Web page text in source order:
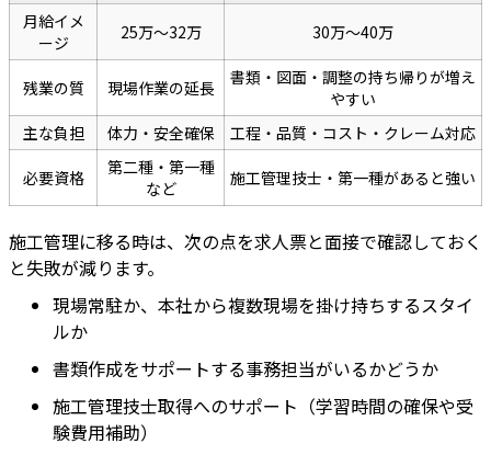
月給イメ
ージ
25万〜32万 30万〜40万
残業の質 現場作業の延長
書類・図面・調整の持ち帰りが増え
やすい
主な負担
体力・安全確保 工程・品質・コスト・クレーム対応
必要資格
第二種・第一種
など
施工管理技士・第一種があると強い
施工管理に移る時は、次の点を求人票と面接で確認しておく
と失敗が減ります。
現場常駐か、本社から複数現場を掛け持ちするスタイ
ルか
書類作成をサポートする事務担当がいるかどうか
施工管理技士取得へのサポート（学習時間の確保や受
験費用補助）